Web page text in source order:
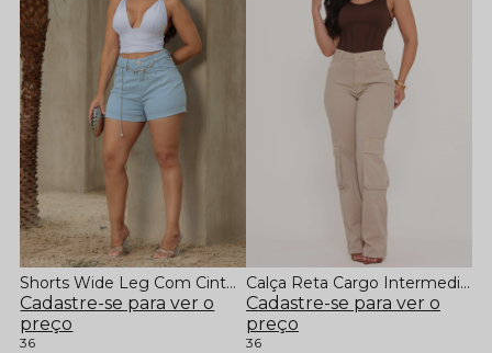
Shorts Wide Leg Com Cinto Em Corrente
Cadastre-se para ver o
preço
36
Calça Reta Cargo Intermediária
Cadastre-se para ver o
preço
36